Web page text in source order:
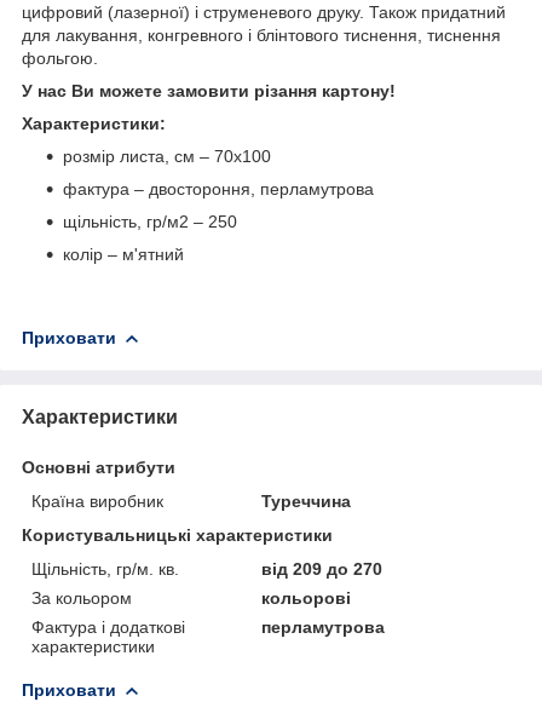
цифровий (лазерної) і струменевого друку. Також придатний
для лакування, конгревного і блінтового тиснення, тиснення
фольгою.
У нас Ви можете замовити різання картону!
Характеристики:
розмір листа, см – 70х100
фактура – двостороння, перламутрова
щільність, гр/м2 – 250
колір – м'ятний
Приховати
Характеристики
Основні атрибути
Країна виробник
Туреччина
Користувальницькі характеристики
Щільність, гр/м. кв.
від 209 до 270
За кольором
кольорові
Фактура і додаткові
характеристики
перламутрова
Приховати